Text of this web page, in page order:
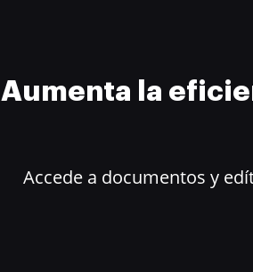
Aumenta la
Accede a documentos y